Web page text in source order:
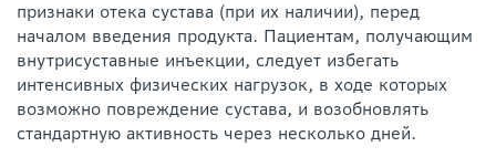
признаки отека сустава (при их наличии), перед
началом введения продукта. Пациентам, получающим
внутрисуставные инъекции, следует избегать
интенсивных физических нагрузок, в ходе которых
возможно повреждение сустава, и возобновлять
стандартную активность через несколько дней.